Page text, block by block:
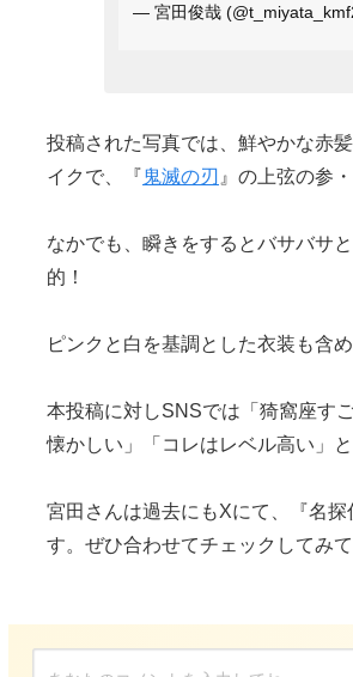
— 宮田俊哉
投稿された写真では、鮮やかな赤
イクで、『鬼滅の刃 』の上弦の参
なかでも、瞬きをするとバサバサ
的！
ピンクと白を基調とした衣装も含
本投稿に対しSNSでは「猗窩座す
懐かしい」「コレはレベル高い」
宮田さんは過去にもXにて、『名
す。ぜひ合わせてチェックしてみ